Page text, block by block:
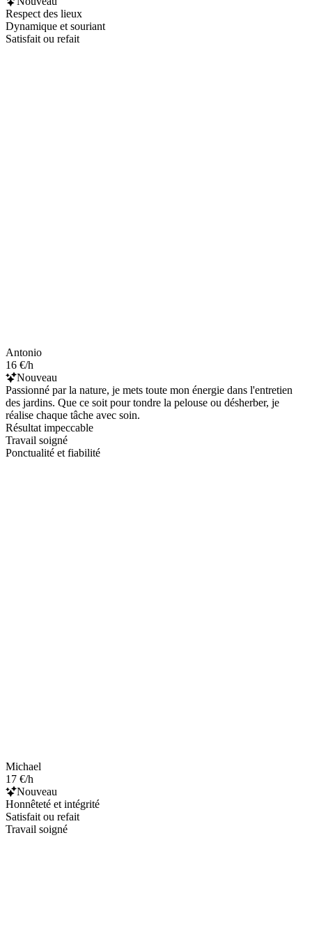
Respect des lieux
Dynamique et souriant
Satisfait ou refait
Antonio
16 €/h
Nouveau
Passionné par la nature, je mets toute mon énergie dans l'entretien
des jardins. Que ce soit pour tondre la pelouse ou désherber, je
réalise chaque tâche avec soin.
Résultat impeccable
Travail soigné
Ponctualité et fiabilité
Michael
17 €/h
Nouveau
Honnêteté et intégrité
Satisfait ou refait
Travail soigné